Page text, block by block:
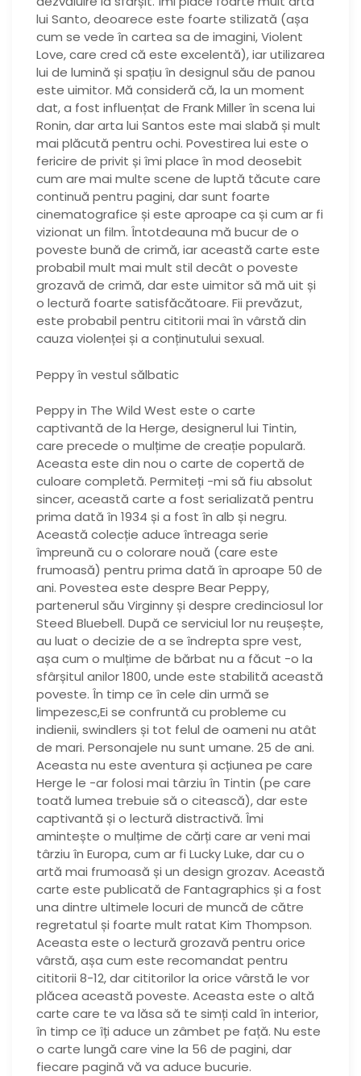
lui Santo, deoarece este foarte stilizată (așa
cum se vede în cartea sa de imagini, Violent
Love, care cred că este excelentă), iar utilizarea
lui de lumină și spațiu în designul său de panou
este uimitor. Mă consideră că, la un moment
dat, a fost influențat de Frank Miller în scena lui
Ronin, dar arta lui Santos este mai slabă și mult
mai plăcută pentru ochi. Povestirea lui este o
fericire de privit și îmi place în mod deosebit
cum are mai multe scene de luptă tăcute care
continuă pentru pagini, dar sunt foarte
cinematografice și este aproape ca și cum ar fi
vizionat un film. Întotdeauna mă bucur de o
poveste bună de crimă, iar această carte este
probabil mult mai mult stil decât o poveste
grozavă de crimă, dar este uimitor să mă uit și
o lectură foarte satisfăcătoare. Fii prevăzut,
este probabil pentru cititorii mai în vârstă din
cauza violenței și a conținutului sexual.
Peppy în vestul sălbatic
Peppy in The Wild West este o carte
captivantă de la Herge, designerul lui Tintin,
care precede o mulțime de creație populară.
Aceasta este din nou o carte de copertă de
culoare completă. Permiteți -mi să fiu absolut
sincer, această carte a fost serializată pentru
prima dată în 1934 și a fost în alb și negru.
Această colecție aduce întreaga serie
împreună cu o colorare nouă (care este
frumoasă) pentru prima dată în aproape 50 de
ani. Povestea este despre Bear Peppy,
partenerul său Virginny și despre credinciosul lor
Steed Bluebell. După ce serviciul lor nu reușește,
au luat o decizie de a se îndrepta spre vest,
așa cum o mulțime de bărbat nu a făcut -o la
sfârșitul anilor 1800, unde este stabilită această
poveste. În timp ce în cele din urmă se
limpezesc,Ei se confruntă cu probleme cu
indienii, swindlers și tot felul de oameni nu atât
de mari. Personajele nu sunt umane. 25 de ani.
Aceasta nu este aventura și acțiunea pe care
Herge le -ar folosi mai târziu în Tintin (pe care
toată lumea trebuie să o citească), dar este
captivantă și o lectură distractivă. Îmi
amintește o mulțime de cărți care ar veni mai
târziu în Europa, cum ar fi Lucky Luke, dar cu o
artă mai frumoasă și un design grozav. Această
carte este publicată de Fantagraphics și a fost
una dintre ultimele locuri de muncă de către
regretatul și foarte mult ratat Kim Thompson.
Aceasta este o lectură grozavă pentru orice
vârstă, așa cum este recomandat pentru
cititorii 8-12, dar cititorilor la orice vârstă le vor
plăcea această poveste. Aceasta este o altă
carte care te va lăsa să te simți cald în interior,
în timp ce îți aduce un zâmbet pe față. Nu este
o carte lungă care vine la 56 de pagini, dar
fiecare pagină vă va aduce bucurie.